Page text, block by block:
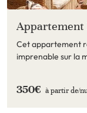
Appartement
Cet appartement
imprenable sur la
350€ à partir de/